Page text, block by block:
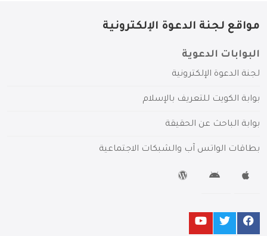
مواقع لجنة الدعوة الإلكترونية
البوابات الدعوية
لجنة الدعوة الإلكترونية
بوابة الكويت للتعريف بالإسلام
بوابة الباحث عن الحقيقة
بطاقات الواتس آب والشبكات الاجتماعية